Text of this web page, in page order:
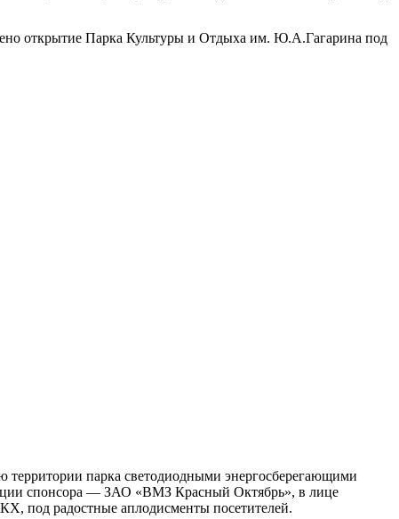
открытие Парка Культуры и Отдыха им. Ю.А.Гагарина под
территории парка светодиодными энергосберегающими
спонсора — ЗАО «ВМЗ Красный Октябрь», в лице
под радостные аплодисменты посетителей.